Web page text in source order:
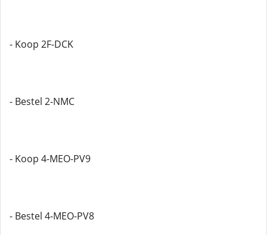
- Koop 2F-DCK
- Bestel 2-NMC
- Koop 4-MEO-PV9
- Bestel 4-MEO-PV8